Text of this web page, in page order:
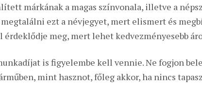
márkának a magas színvonala, illetve a
ezt a névjegyet, mert elismert és
meg, mert lehet kedvezményesebb
is figyelembe kell vennie. Ne fogjon
mint hasznot, főleg akkor, ha nincs